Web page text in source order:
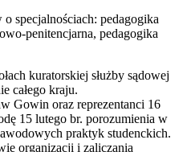
specjalnościach: pedagogika
penitencjarna, pedagogika
kuratorskiej służby sądowej
całego kraju.
Gowin oraz reprezentanci 16
15 lutego br. porozumienia w
praktyk studenckich.
organizacji i zaliczania